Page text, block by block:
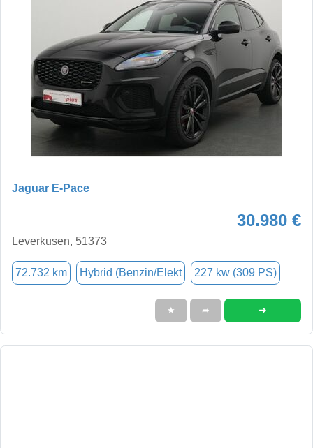
Jaguar E-Pace
30.980 €
Leverkusen, 51373
72.732 km Hybrid (Benzin/Elekt 227 kw (309 PS)
★ ➦ ➜